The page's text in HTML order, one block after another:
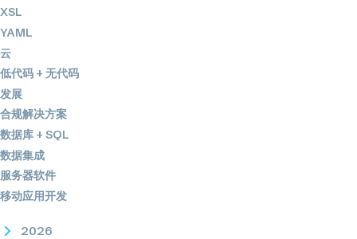
XSL
YAML
云
低代码 + 无代码
发展
合规解决方案
数据库 + SQL
数据集成
服务器软件
移动应用开发
2026